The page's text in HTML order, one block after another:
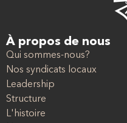
À propos de nous
Qui sommes-nous?
Nos syndicats locaux
Leadership
Structure
L'histoire